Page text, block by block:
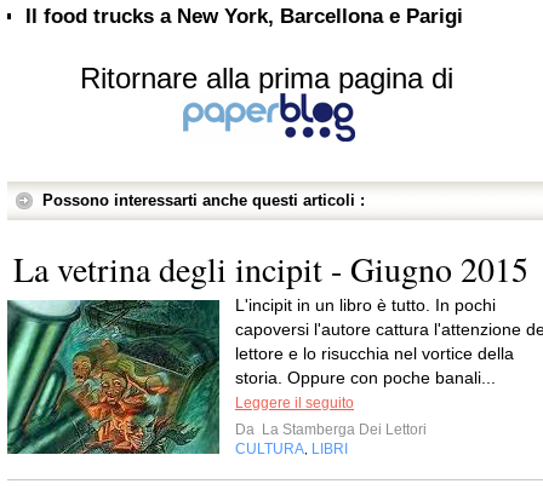
Il food trucks a New York, Barcellona e Parigi
Ritornare alla prima pagina di
Possono interessarti anche questi articoli :
La vetrina degli incipit - Giugno 2015
L'incipit in un libro è tutto. In pochi
capoversi l'autore cattura l'attenzione
lettore e lo risucchia nel vortice della
storia. Oppure con poche banali...
Leggere il seguito
Da La Stamberga Dei Lettori
CULTURA LIBRI